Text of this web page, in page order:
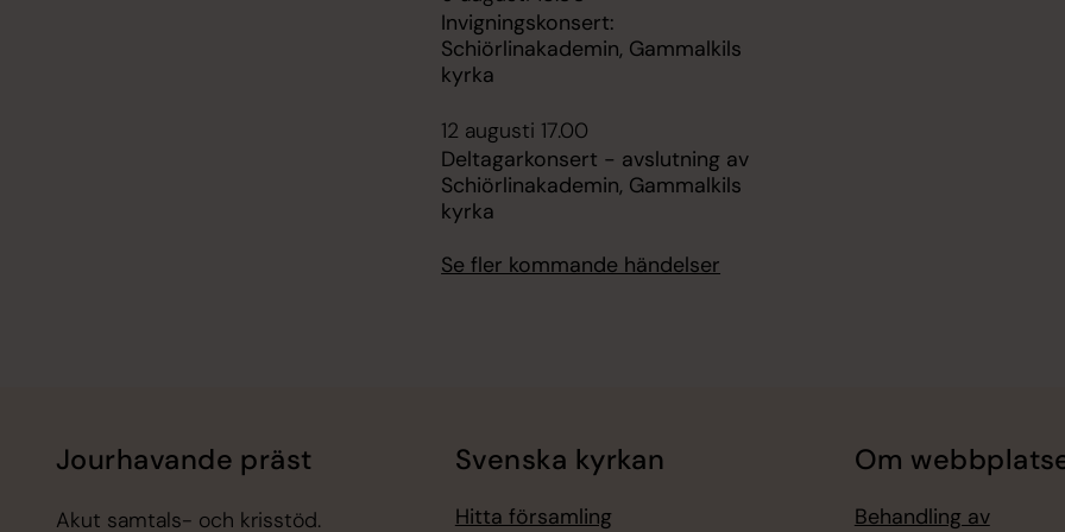
Invigningskonsert:
Schiörlinakademin, Gammalkils
kyrka
12 augusti 17.00
Deltagarkonsert - avslutning av
Schiörlinakademin, Gammalkils
kyrka
Se fler kommande händelser
Jourhavande präst
Akut samtals- och krisstöd.
Svenska kyrkan
Hitta församling
Om
Behandling av